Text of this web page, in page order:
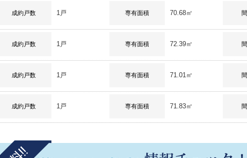
成約戸数 1戸 専有面積 70.68㎡
成約戸数 1戸 専有面積 72.39㎡
成約戸数 1戸 専有面積 71.01㎡
成約戸数 1戸 専有面積 71.83㎡